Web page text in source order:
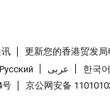
更新您的香港贸发局
Pусский عربى 한국어
号 京公网安备